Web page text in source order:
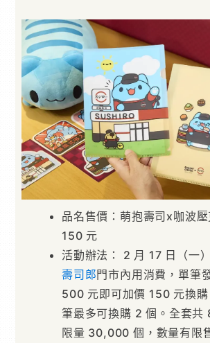
品名售價：萌抱壽司x咖波
150 元
活動辦法： 2 月 17 日（一
壽司郎門市內用消費，單筆
500 元即可加價 150 元換購
筆最多可換購 2 個。全套共
限量 30,000 個，數量有限